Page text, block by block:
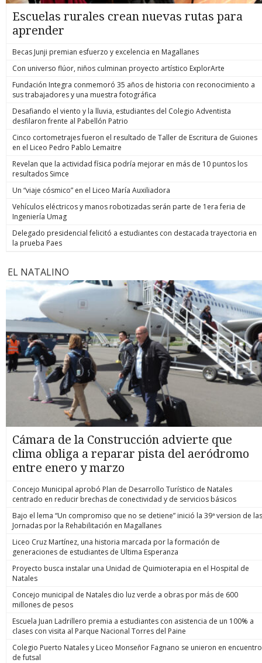
Escuelas rurales crean nuevas rutas para
aprender
Becas Junji premian esfuerzo y excelencia en Magallanes
Con universo flúor, niños culminan proyecto artístico ExplorArte
Fundación Integra conmemoró 35 años de historia con reconocimiento a
sus trabajadores y una muestra fotográfica
Desafiando el viento y la lluvia, estudiantes del Colegio Adventista
desfilaron frente al Pabellón Patrio
Cinco cortometrajes fueron el resultado de Taller de Escritura de Guiones
en el Liceo Pedro Pablo Lemaitre
Revelan que la actividad física podría mejorar en más de 10 puntos los
resultados Simce
Un “viaje cósmico” en el Liceo María Auxiliadora
Vehículos eléctricos y manos robotizadas serán parte de 1era feria de
Ingeniería Umag
Delegado presidencial felicitó a estudiantes con destacada trayectoria en
la prueba Paes
EL NATALINO
Cámara de la Construcción advierte que
clima obliga a reparar pista del aeródromo
entre enero y marzo
Concejo Municipal aprobó Plan de Desarrollo Turístico de Natales
centrado en reducir brechas de conectividad y de servicios básicos
Bajo el lema “Un compromiso que no se detiene” inició la 39ª version de las
Jornadas por la Rehabilitación en Magallanes
Liceo Cruz Martínez, una historia marcada por la formación de
generaciones de estudiantes de Ultima Esperanza
Proyecto busca instalar una Unidad de Quimioterapia en el Hospital de
Natales
Concejo municipal de Natales dio luz verde a obras por más de 600
millones de pesos
Escuela Juan Ladrillero premia a estudiantes con asistencia de un 100% a
clases con visita al Parque Nacional Torres del Paine
Colegio Puerto Natales y Liceo Monseñor Fagnano se unieron en encuentro
de futsal